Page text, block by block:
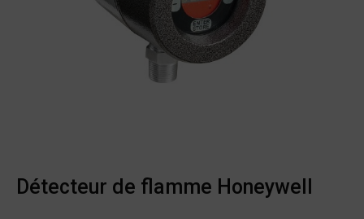
Détecteur de flamme Honeywell